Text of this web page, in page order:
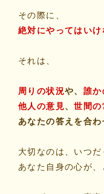
その際に、
絶対にやってはいけ
それは、
周りの状況や、 誰か
他人の意見、世間の
あなたの答えを合わ
大切なのは、いつだ
あなた自身の心が、